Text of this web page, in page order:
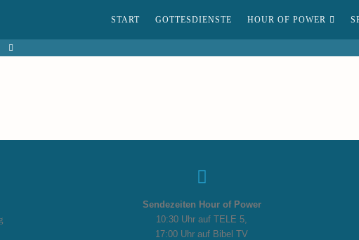
START GOTTESDIENSTE HOUR OF POWER
Sendezeiten Hour of Power
10:30 Uhr auf TELE 5,
17:00 Uhr auf Bibel TV